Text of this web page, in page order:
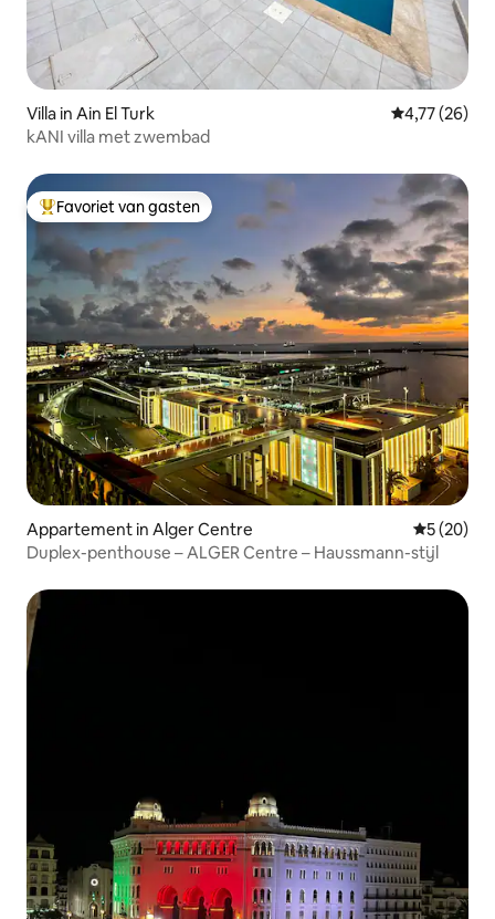
Villa in Ain El Turk Gemiddelde
4,77 (26)
kANI villa met zwembad
Topfavoriet van gasten
Favoriet van gasten
Appartement in Alger Centre
5 (20)
Duplex-penthouse – ALGER Centre – Haussmann-stijl